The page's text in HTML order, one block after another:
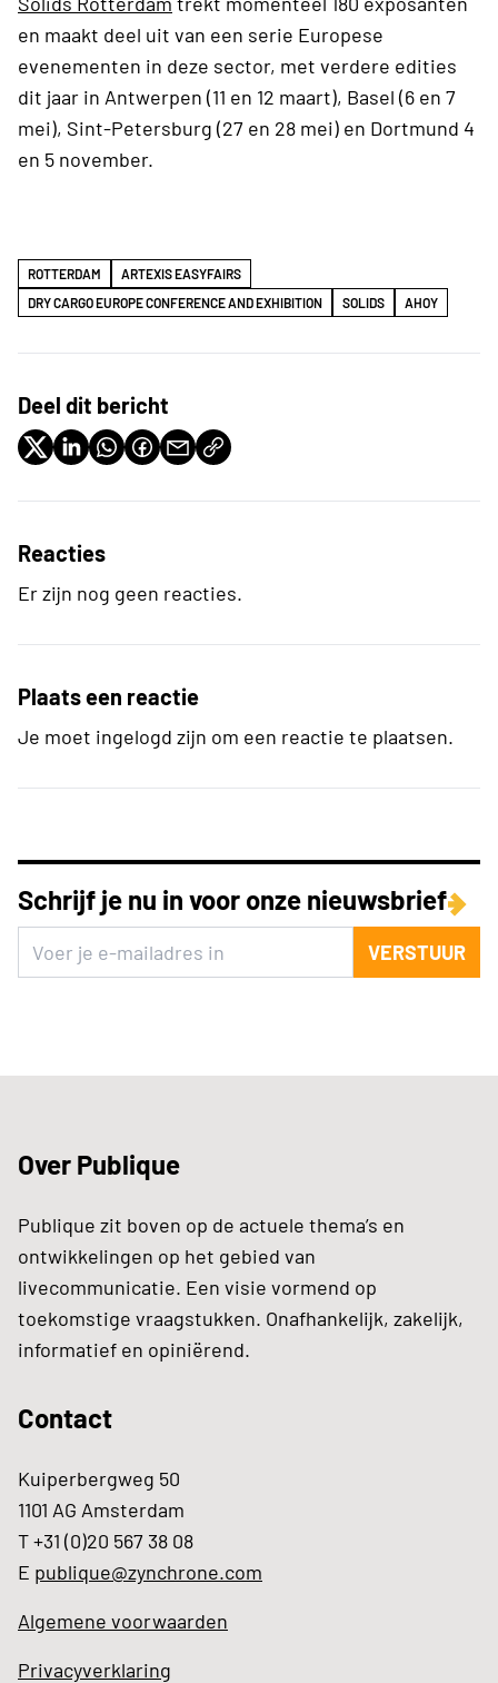
en maakt deel uit van een serie Europese
evenementen in deze sector, met verdere edities
dit jaar in Antwerpen (11 en 12 maart), Basel (6 en 7
mei), Sint-Petersburg (27 en 28 mei) en Dortmund 4
en 5 november.
ROTTERDAM
ARTEXIS EASYFAIRS
DRY CARGO EUROPE CONFERENCE AND EXHIBITION
SOLIDS AHOY
Deel dit bericht
Reacties
Er zijn nog geen reacties.
Plaats een reactie
Je moet ingelogd zijn om een reactie te plaatsen.
Schrijf je nu in voor onze nieuwsbrief
VERSTUUR
Over Publique
Publique zit boven op de actuele thema’s en
ontwikkelingen op het gebied van
livecommunicatie. Een visie vormend op
toekomstige vraagstukken. Onafhankelijk, zakelijk,
informatief en opiniërend.
Contact
Kuiperbergweg 50
1101 AG Amsterdam
T +31 (0)20 567 38 08
E publique@zynchrone.com
Algemene voorwaarden
Privacyverklaring